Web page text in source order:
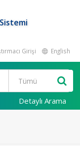
Girişi English
Detaylı Arama